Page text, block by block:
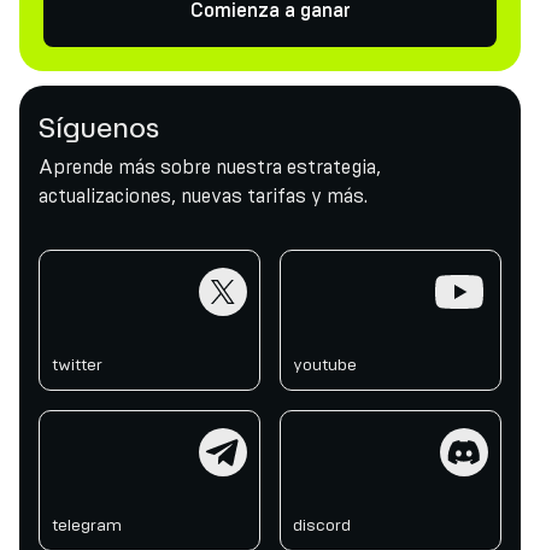
Comienza a ganar
Síguenos
Aprende más sobre nuestra estrategia,
actualizaciones, nuevas tarifas y más.
twitter youtube
telegram discord